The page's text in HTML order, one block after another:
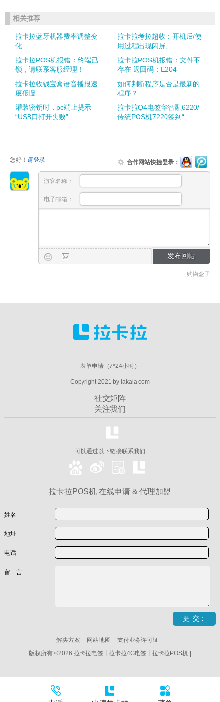
相关推荐
拉卡拉蓝牙机器费率调整变
化
拉卡拉考拉超收：开机后/使
用过程出现闪屏、...
拉卡拉POS机报错：终端已
锁，请联系客服经理！
拉卡拉POS机报错：文件不
存在 返回码：E204
拉卡拉收钱宝盒语音播报速
度很慢
如何判断程序是否是最新的
程序？
灌装密钥时，pc端上提示
“USB口打开失败”
拉卡拉Q4电签华智融6220/
传统POS机7220签到“...
您好！ 请登录 合作网站快捷登录：
游客名称：
电子邮箱：
购物盒子
表单申请（7*24小时）
Copyright 2021 by lakala.com
社交矩阵
关注我们
可以通过以下链接联系我们
拉卡拉POS机 在线申请 & 代理加盟
姓名
地址
电话
留 言:
解决方案 网站地图
支付业务许可证
版权所有 ©2026 拉卡拉电签丨拉卡拉4G电签丨拉卡拉POS机 |